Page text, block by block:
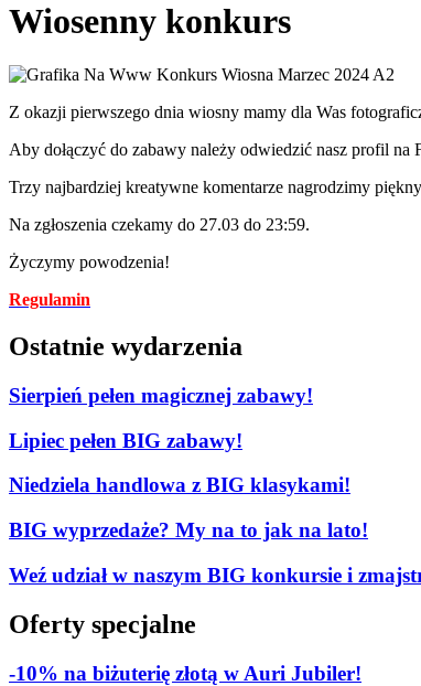
Wiosenny konkurs
Z okazji pierwszego dnia wiosny mamy dla Was
Aby dołączyć do zabawy należy odwiedzić nasz profil na
Trzy najbardziej kreatywne komentarze nagrodzimy
Na zgłoszenia czekamy do 27.03 do 23:59.
Życzymy powodzenia!
Regulamin
Ostatnie wydarzenia
Sierpień pełen magicznej zabawy!
Lipiec pełen BIG zabawy!
Niedziela handlowa z BIG klasykami!
BIG wyprzedaże? My na to jak na lato!
Weź udział w naszym BIG konkursie i
Oferty specjalne
-10% na biżuterię złotą w Auri Jubiler!